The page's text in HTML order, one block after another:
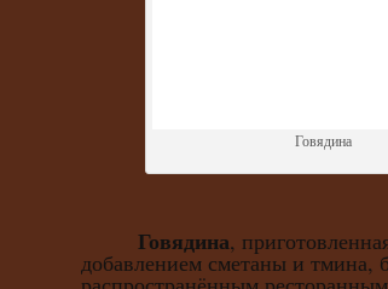
Говядина
Говядина,
добавлением сметаны и тмина,